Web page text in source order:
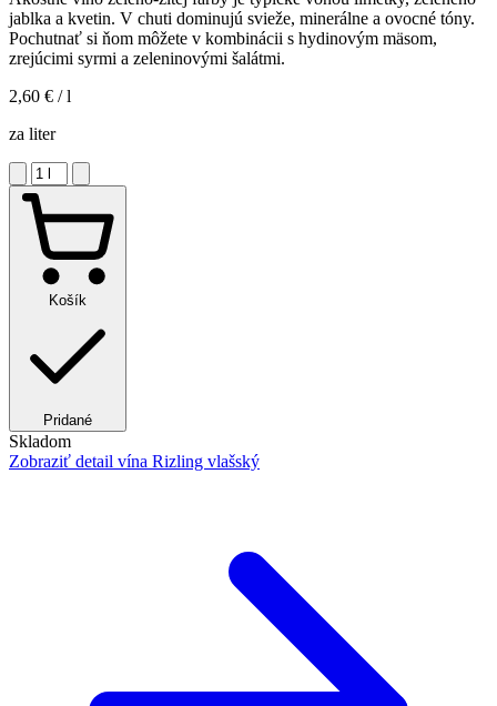
jablka a kvetin. V chuti dominujú svieže, minerálne a ovocné tóny.
Pochutnať si ňom môžete v kombinácii s hydinovým mäsom,
zrejúcimi syrmi a zeleninovými šalátmi.
2,60 € / l
za liter
Košík
Pridané
Skladom
Zobraziť detail vína Rizling vlašský